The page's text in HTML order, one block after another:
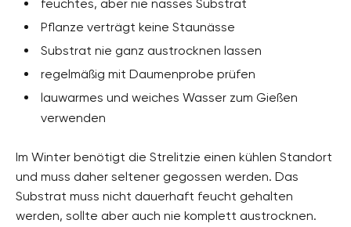
feuchtes, aber nie nasses Substrat
Pflanze verträgt keine Staunässe
Substrat nie ganz austrocknen lassen
regelmäßig mit Daumenprobe prüfen
lauwarmes und weiches Wasser zum Gießen
verwenden
Im Winter benötigt die Strelitzie einen kühlen Standort
und muss daher seltener gegossen werden. Das
Substrat muss nicht dauerhaft feucht gehalten
werden, sollte aber auch nie komplett austrocknen.